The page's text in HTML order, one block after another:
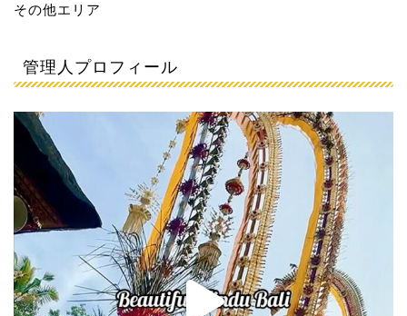
その他エリア
管理人プロフィール